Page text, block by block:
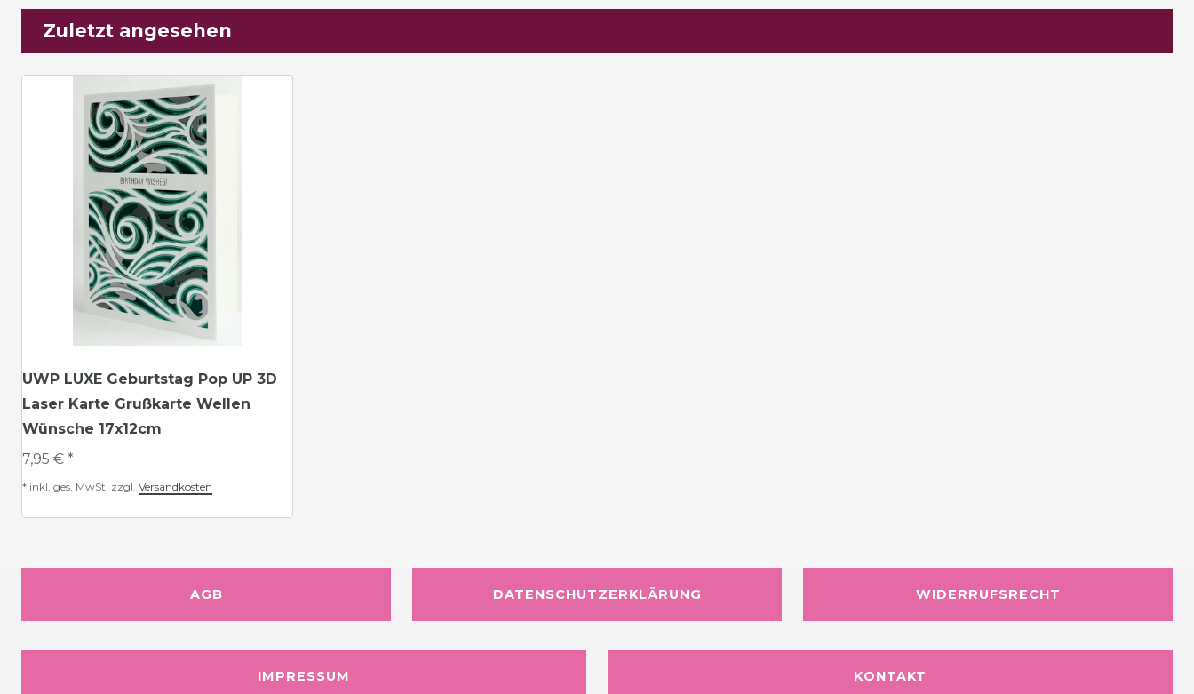
Zuletzt angesehen
UWP LUXE Geburtstag Pop UP 3D
Laser Karte Grußkarte Wellen
Wünsche 17x12cm
7,95 € *
* inkl. ges. MwSt. zzgl. Versandkosten
AGB DATENSCHUTZERKLÄRUNG WIDERRUFSRECHT
IMPRESSUM KONTAKT